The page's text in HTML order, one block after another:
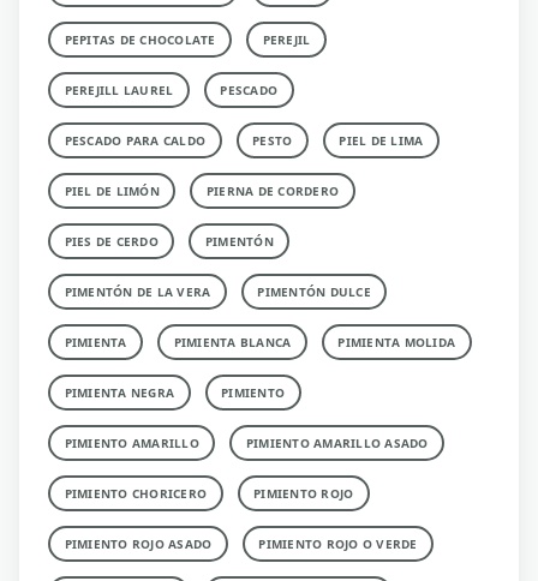
PEPITAS DE CHOCOLATE PEREJIL
PEREJILL LAUREL PESCADO
PESCADO PARA CALDO PESTO PIEL DE LIMA
PIEL DE LIMÓN PIERNA DE CORDERO
PIES DE CERDO PIMENTÓN
PIMENTÓN DE LA VERA PIMENTÓN DULCE
PIMIENTA PIMIENTA BLANCA PIMIENTA MOLIDA
PIMIENTA NEGRA PIMIENTO
PIMIENTO AMARILLO PIMIENTO AMARILLO ASADO
PIMIENTO CHORICERO PIMIENTO ROJO
PIMIENTO ROJO ASADO PIMIENTO ROJO O VERDE